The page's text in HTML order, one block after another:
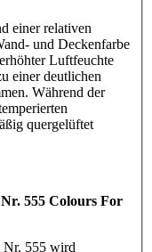
einer relativen
und Deckenfarbe
Luftfeuchte
einer deutlichen
Während der
quergelüftet
555 Colours For
Nr. 555 wird